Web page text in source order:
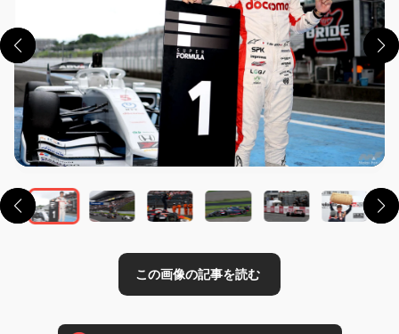
この画像の記事を読む